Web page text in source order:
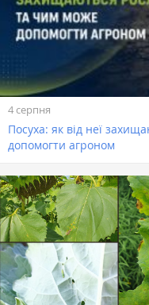
4 серпня
Посуха: як від неї
допомогти агроном